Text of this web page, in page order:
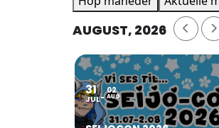
From cosplay,
There will be
AUGUST, 2026
31
JUL
02
AUG